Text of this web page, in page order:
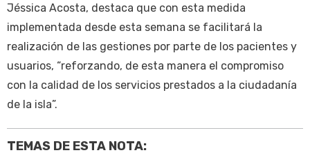
Jéssica Acosta, destaca que con esta medida
implementada desde esta semana se facilitará la
realización de las gestiones por parte de los pacientes y
usuarios, “reforzando, de esta manera el compromiso
con la calidad de los servicios prestados a la ciudadanía
de la isla”.
TEMAS DE ESTA NOTA: